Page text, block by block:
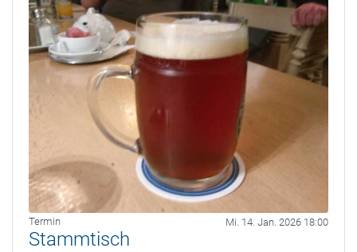
Termin Mi. 14. Jan. 2026 18:00
Stammtisch